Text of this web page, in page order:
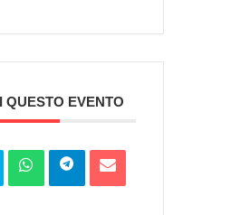
QUESTO EVENTO